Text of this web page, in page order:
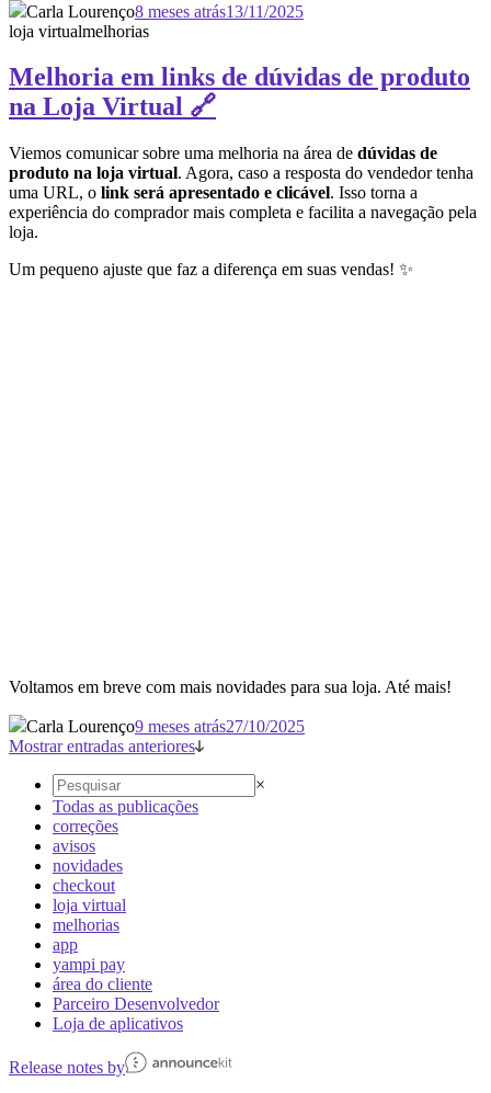
Carla Lourenço8 meses atrás13/11/2025
loja virtualmelhorias
Melhoria em links de dúvidas de produto
na Loja Virtual 🔗
Viemos comunicar sobre uma melhoria na área de dúvidas de
produto na loja virtual. Agora, caso a resposta do vendedor tenha
uma URL, o link será apresentado e clicável. Isso torna a
experiência do comprador mais completa e facilita a navegação pela
loja.
Um pequeno ajuste que faz a diferença em suas vendas! ✨
Voltamos em breve com mais novidades para sua loja. Até mais!
Carla Lourenço9 meses atrás27/10/2025
Mostrar entradas anteriores
×
Todas as publicações
correções
avisos
novidades
checkout
loja virtual
melhorias
app
yampi pay
área do cliente
Parceiro Desenvolvedor
Loja de aplicativos
Release notes by